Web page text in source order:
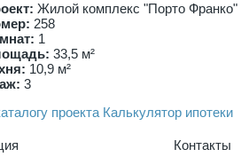
Жилой комплекс "Порто Франко"
258
1
33,5 м²
10,9 м²
3
проекта Калькулятор ипотеки
Контакты